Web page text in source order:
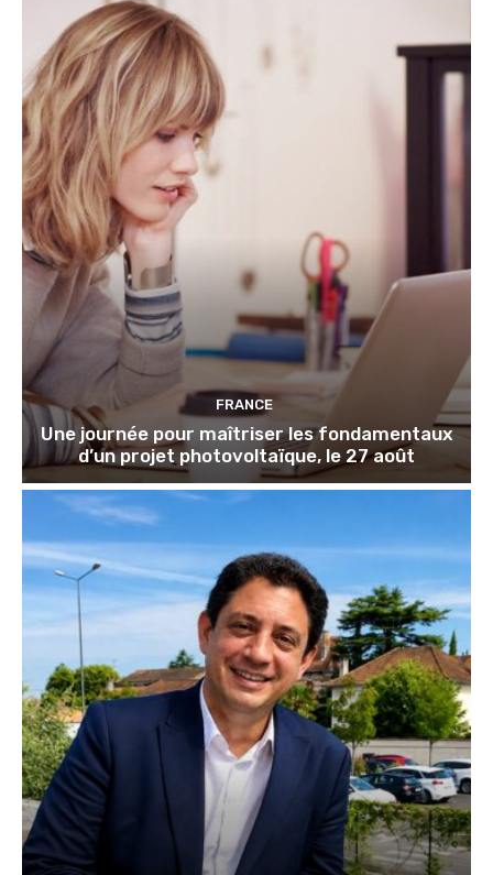
FRANCE
Une journée pour maîtriser les fondamentaux
d’un projet photovoltaïque, le 27 août